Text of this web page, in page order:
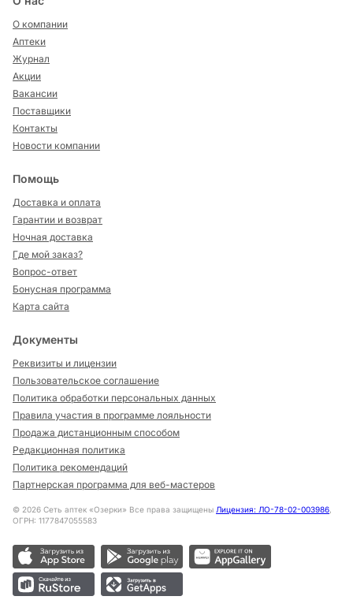
О компании
Аптеки
Журнал
Акции
Вакансии
Поставщики
Контакты
Новости компании
Помощь
Доставка и оплата
Гарантии и возврат
Ночная доставка
Где мой заказ?
Вопрос-ответ
Бонусная программа
Карта сайта
Документы
Реквизиты и лицензии
Пользовательское соглашение
Политика обработки персональных данных
Правила участия в программе лояльности
Продажа дистанционным способом
Редакционная политика
Политика рекомендаций
Партнерская программа для веб-мастеров
© 2026 Сеть аптек «Озерки» Все права защищены Лицензия: ЛО-78-02-003986,
ОГРН: 1177847055583